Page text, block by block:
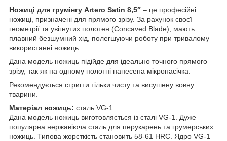
Ножиці для грумінгу Artero Satin 8,5″ – це професійні
ножиці, призначені для прямого зрізу. За рахунок своєї
геометрії та увігнутих полотен (Concaved Blade), мають
плавний безшумний хід, полегшуючи роботу при тривалому
використанні ножиць.
Дана модель ножиць підійде для ідеально точного прямого
зрізу, так як на одному полотні нанесена мікронасічка.
Рекомендується стригти тільки чисту та висушену вовну
тварини.
Матеріал ножиць: сталь VG-1
Дана модель ножиць виготовляється із сталі VG-1. Дуже
популярна нержавіюча сталь для перукарень та грумерських
ножиць. Типова жорсткість становить 58-61 HRC. Ядро VG-1